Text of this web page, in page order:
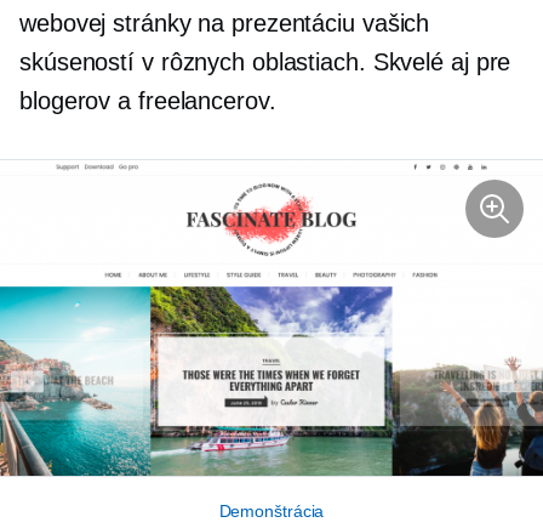
webovej stránky na prezentáciu vašich
skúseností v rôznych oblastiach. Skvelé aj pre
blogerov a freelancerov.
Demonštrácia